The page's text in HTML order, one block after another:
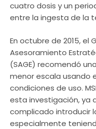
cuatro dosis y un
entre la ingesta de la
En octubre de 2015, el
Asesoramiento
(SAGE) recomendó
menor escala usando
condiciones de uso.
esta investigación, ya
complicado introducir
especialmente